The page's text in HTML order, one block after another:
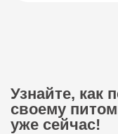
Узнайте, как
своему
уже сейчас!